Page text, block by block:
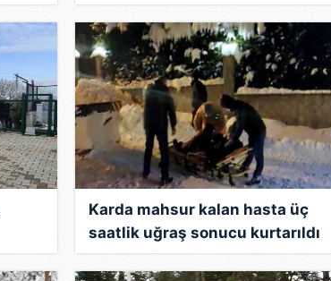
Karda mahsur kalan hasta üç
saatlik uğraş sonucu kurtarıldı